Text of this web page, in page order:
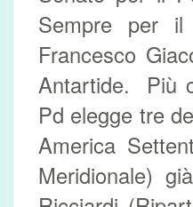
Sempre per
Francesco
Antartide. Più
Pd elegge tre
America
Meridionale)